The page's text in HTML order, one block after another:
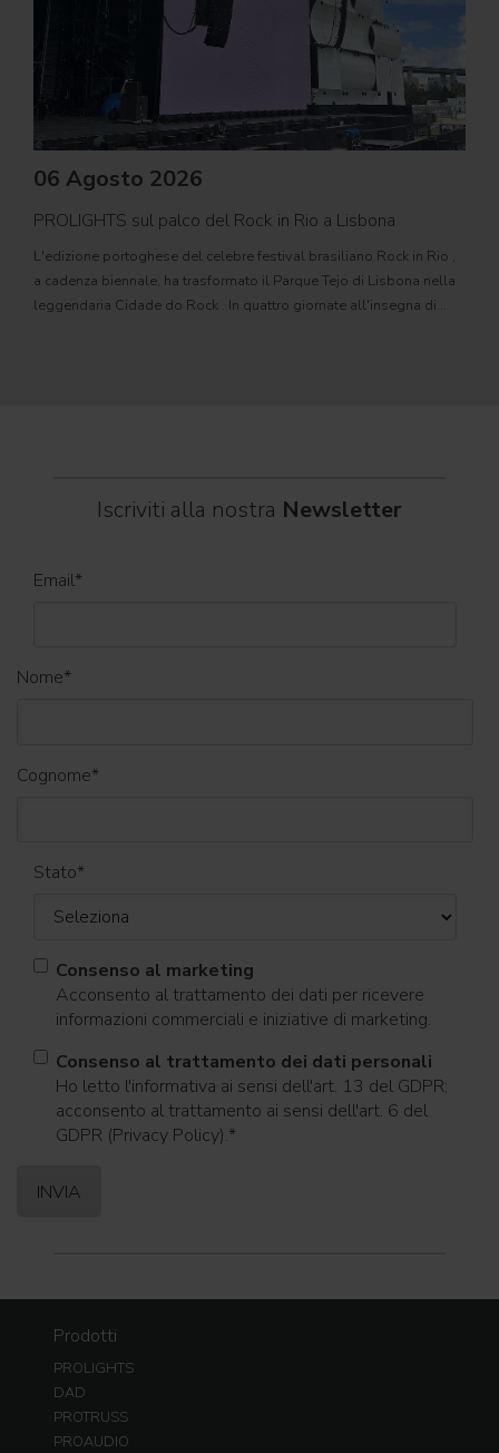
06 Agosto 2026
PROLIGHTS sul palco del Rock in Rio a Lisbona
L'edizione portoghese del celebre festival brasiliano Rock in Rio ,
a cadenza biennale, ha trasformato il Parque Tejo di Lisbona nella
leggendaria Cidade do Rock . In quattro giornate all'insegna di
Iscriviti alla nostra Newsletter
Email*
Nome*
Cognome*
Stato*
Consenso al marketing
Acconsento al trattamento dei dati per ricevere
informazioni commerciali e iniziative di marketing.
Consenso al trattamento dei dati personali
Ho letto l'informativa ai sensi dell'art. 13 del GDPR;
acconsento al trattamento ai sensi dell'art. 6 del
GDPR (Privacy Policy).*
Prodotti
PROLIGHTS
DAD
PROTRUSS
PROAUDIO